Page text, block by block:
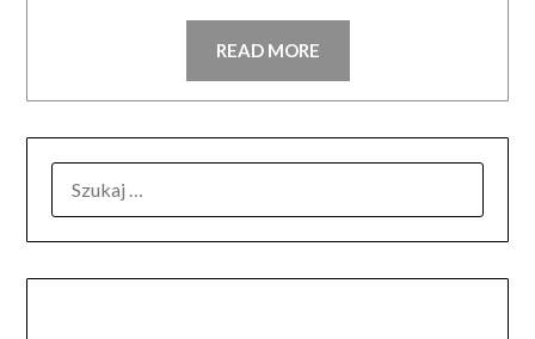
READ MORE